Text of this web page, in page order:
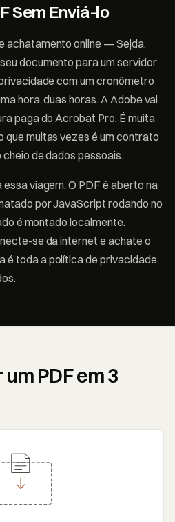
Sem Enviá-lo
achatamento online — Sejda,
documento para um servidor
com um cronômetro
hora, duas horas. A Adobe vai
paga do Acrobat Pro. É muita
que muitas vezes é um contrato
de dados pessoais.
viagem. O PDF é aberto na
por JavaScript rodando no
é montado localmente.
se da internet e achate o
é toda a política de privacidade,
PDF em 3